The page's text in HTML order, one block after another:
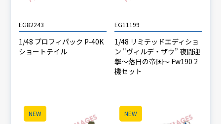
EG82243
1/48 プロフィパック P-40K
ショートテイル
EG11199
1/48 リミテッドエディショ
ン "ヴィルデ・ザウ” 夜間迎
撃～落日の帝国～ Fw190 2
機セット
NEW NEW